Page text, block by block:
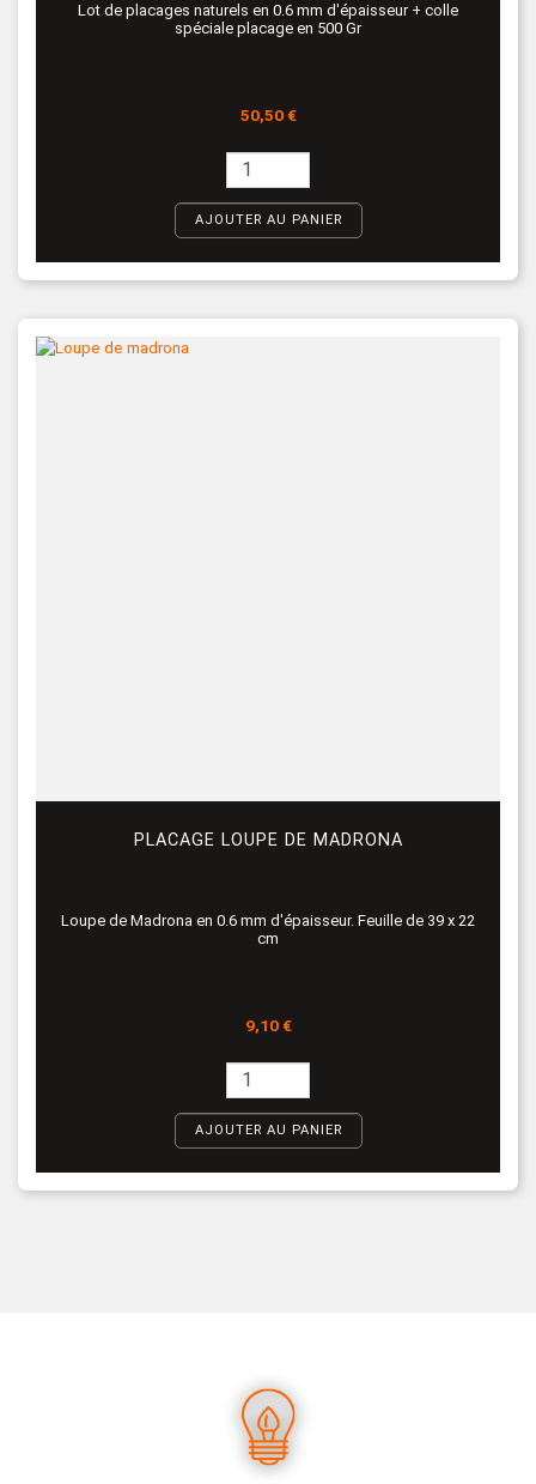
Lot de placages naturels en 0.6 mm d'épaisseur + colle
spéciale placage en 500 Gr
Prix
50,50 €
AJOUTER AU PANIER
PLACAGE LOUPE DE MADRONA
Loupe de Madrona en 0.6 mm d'épaisseur. Feuille de 39 x 22
cm
Prix
9,10 €
AJOUTER AU PANIER